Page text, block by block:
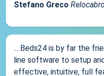
Stefano Greco
... Beds24 is by far the
line software to setup
effective, intuitive, full